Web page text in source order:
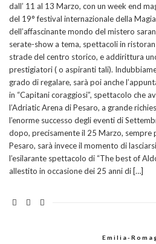
dall’ 11 al 13 Marzo, con un week end
del 19° festival internazionale della
dell’affascinante mondo del mistero
serate-show a tema, spettacoli in
strade del centro storico, e addirittura
prestigiatori ( o aspiranti tali).
grado di regalare, sarà poi anche
in “Capitani coraggiosi”, spettacolo che
l’Adriatic Arena di Pesaro, a grande
l’enorme successo degli eventi di
dopo, precisamente il 25 Marzo, sempre
Pesaro, sarà invece il momento di
l’esilarante spettacolo di “The best of
allestito in occasione dei 25 anni di […]
Emilia-